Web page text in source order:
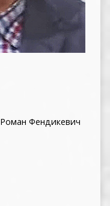
Роман Фендикевич